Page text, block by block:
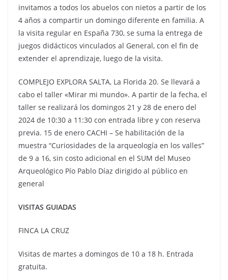
invitamos a todos los abuelos con nietos a partir de los
4 años a compartir un domingo diferente en familia. A
la visita regular en España 730, se suma la entrega de
juegos didácticos vinculados al General, con el fin de
extender el aprendizaje, luego de la visita.
COMPLEJO EXPLORA SALTA, La Florida 20. Se llevará a
cabo el taller «Mirar mi mundo». A partir de la fecha, el
taller se realizará los domingos 21 y 28 de enero del
2024 de 10:30 a 11:30 con entrada libre y con reserva
previa. 15 de enero CACHI – Se habilitación de la
muestra “Curiosidades de la arqueología en los valles”
de 9 a 16, sin costo adicional en el SUM del Museo
Arqueológico Pío Pablo Díaz dirigido al público en
general
VISITAS GUIADAS
FINCA LA CRUZ
Visitas de martes a domingos de 10 a 18 h. Entrada
gratuita.